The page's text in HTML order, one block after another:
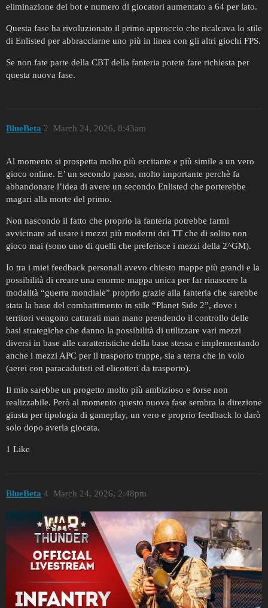
eliminazione dei bot e numero di giocatori aumentato a 64 per lato.
Questa fase ha rivoluzionato il primo approccio che ricalcava lo stile
di Enlisted per abbracciarne uno più in linea con gli altri giochi FPS.
Se non fate parte della CBT della fanteria potete fare richiesta per
questa nuova fase.
BlueBeta March 24, 2026, 8:43am
2
Al momento si prospetta molto più eccitante e più simile a un vero
gioco online. E’ un secondo passo, molto importante perchè fa
abbandonare l’idea di avere un secondo Enlisted che porterebbe
magari alla morte del primo.
Non nascondo il fatto che proprio la fanteria potrebbe farmi
avvicinare ad usare i mezzi più moderni dei TT che di solito non
gioco mai (sono uno di quelli che preferisce i mezzi della 2^GM).
Io tra i miei feedback personali avevo chiesto mappe più grandi e la
possibilità di creare una enorme mappa unica per far rinascere la
modalità “guerra mondiale” proprio grazie alla fanteria che sarebbe
stata la base del combattimento in stile “Planet Side 2”, dove i
territori vengono catturati man mano prendendo il controllo delle
basi strategiche che danno la possibilità di utilizzare vari mezzi
diversi in base alle caratteristiche della base stessa e implementando
anche i mezzi APC per il trasporto truppe, sia a terra che in volo
(aerei con paracadutisti ed elicotteri da trasporto).
Il mio sarebbe un progetto molto più ambizioso e forse non
realizzabile. Però al momento questo nuova fase sembra la direzione
giusta per tipologia di gameplay, un vero e proprio feedback lo darò
solo dopo averla giocata.
1 Like
BlueBeta March 24, 2026, 2:48pm
4